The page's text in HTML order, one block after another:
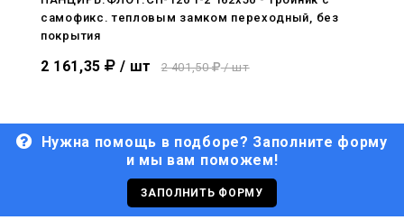
самофикс. тепловым замком переходный, без
покрытия
2 161,35 / шт 2 401,50 / шт
Нужна помощь в подборе? Заполните форму
и мы вам поможем!
ЗАПОЛНИТЬ ФОРМУ
29.06.2026
С Днём кораблестроителя!